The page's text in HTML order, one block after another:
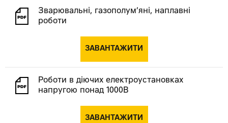
Зварювальні, газополум’яні, наплавні
роботи
ЗАВАНТАЖИТИ
Роботи в діючих електроустановках
напругою понад 1000В
ЗАВАНТАЖИТИ